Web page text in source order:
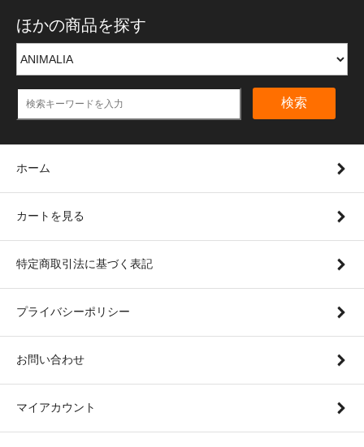
ほかの商品を探す
検索
ホーム
カートを見る
特定商取引法に基づく表記
プライバシーポリシー
お問い合わせ
マイアカウント